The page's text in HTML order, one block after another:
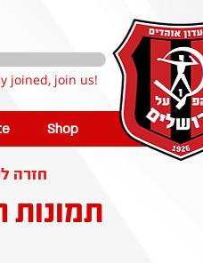
joined, join us!
Shop
< חזרה
תמונות